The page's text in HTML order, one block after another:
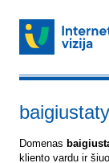
Domenas
kliento vardu ir